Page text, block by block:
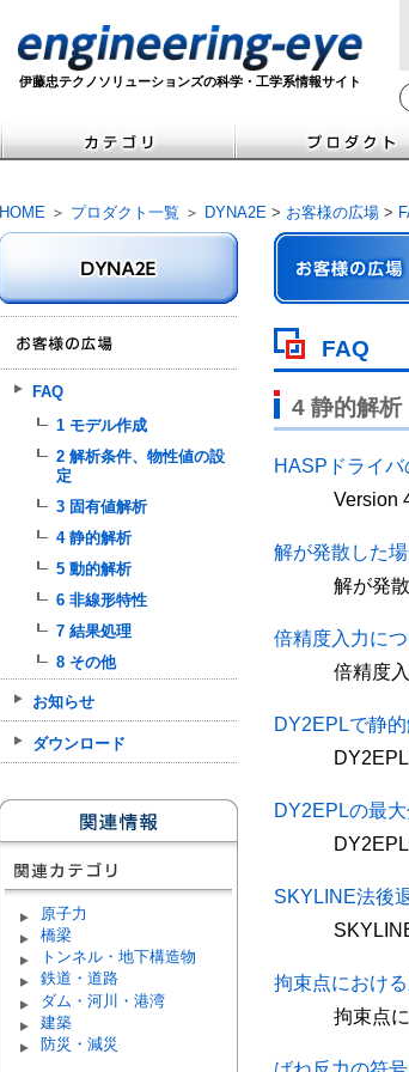
伊藤忠テクノソリューションズの科学・工学系情報サイト
HOME ＞ プロダクト一覧 ＞ DYNA2E > お客様の広場 >
FAQ
1 モデル作成
2 解析条件、物性値の設
定
3 固有値解析
4 静的解析
5 動的解析
6 非線形特性
7 結果処理
8 その他
お知らせ
ダウンロード
原子力
橋梁
トンネル・地下構造物
鉄道・道路
ダム・河川・港湾
建築
防災・減災
FAQ
4 静的解析
HASPドライ
Version
解が発散した
解が発
倍精度入力に
倍精度
DY2EPLで静
DY2EPLの最
SKYLINE法後
拘束点におけ
拘束点